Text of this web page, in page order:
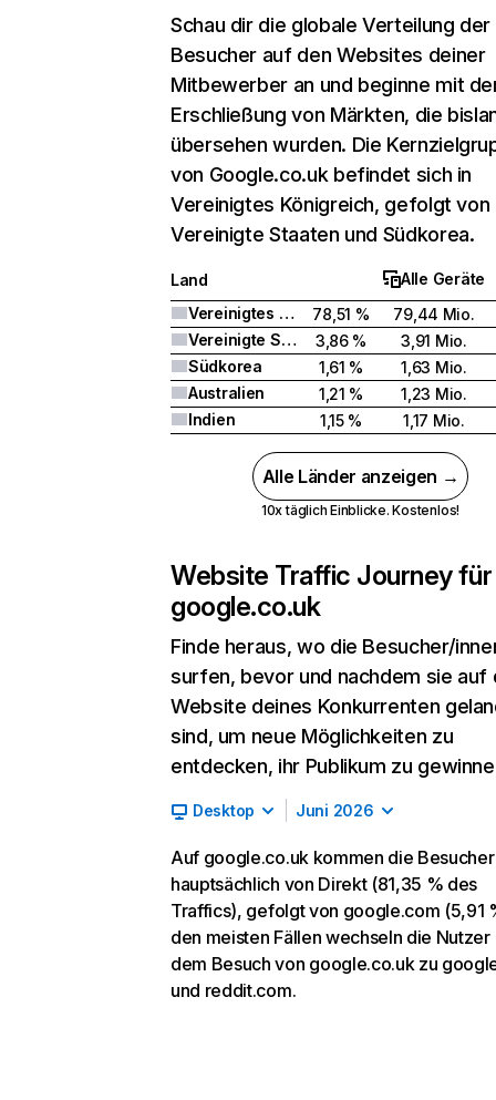
Schau dir die globale Verteilung der
Besucher auf den Websites deiner
Mitbewerber an und beginne mit
Erschließung von Märkten, die
übersehen wurden. Die
von Google.co.uk befindet sich in
Vereinigtes Königreich, gefolgt von
Vereinigte Staaten und Südkorea.
Land
Alle Geräte
Vereinigtes Königreich
78,51 %
79,44 Mio.
Vereinigte Staaten
3,86 %
3,91 Mio.
Südkorea
1,61 %
1,63 Mio.
Australien
1,21 %
1,23 Mio.
Indien
1,15 % 1,17 Mio.
Alle Länder anzeigen →
10x täglich Einblicke. Kostenlos!
Website Traffic Journey für
google.co.uk
Finde heraus, wo die Besucher/
surfen, bevor und nachdem sie auf
Website deines Konkurrenten
sind, um neue Möglichkeiten zu
entdecken, ihr Publikum zu
Desktop Juni 2026
Auf google.co.uk kommen die Besucher
hauptsächlich von Direkt (81,35 % des
Traffics), gefolgt von google.com (5,91
den meisten Fällen wechseln die Nutzer
dem Besuch von google.co.uk zu
und reddit.com.